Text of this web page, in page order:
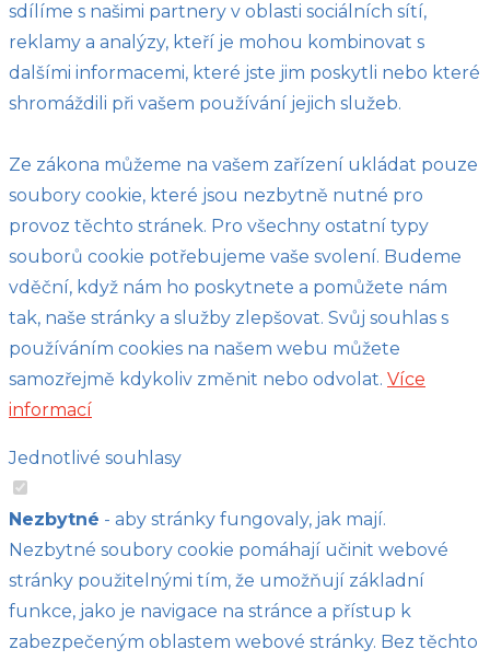
sdílíme s našimi partnery v oblasti sociálních sítí,
reklamy a analýzy, kteří je mohou kombinovat s
dalšími informacemi, které jste jim poskytli nebo které
shromáždili při vašem používání jejich služeb.
Ze zákona můžeme na vašem zařízení ukládat pouze
soubory cookie, které jsou nezbytně nutné pro
provoz těchto stránek. Pro všechny ostatní typy
souborů cookie potřebujeme vaše svolení. Budeme
vděční, když nám ho poskytnete a pomůžete nám
tak, naše stránky a služby zlepšovat. Svůj souhlas s
používáním cookies na našem webu můžete
samozřejmě kdykoliv změnit nebo odvolat. Více
informací
Jednotlivé souhlasy
Nezbytné - aby stránky fungovaly, jak mají.
Nezbytné soubory cookie pomáhají učinit webové
stránky použitelnými tím, že umožňují základní
funkce, jako je navigace na stránce a přístup k
zabezpečeným oblastem webové stránky. Bez těchto